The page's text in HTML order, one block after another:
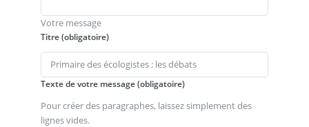
Votre message
Titre (obligatoire)
Texte de votre message (obligatoire)
Pour créer des paragraphes, laissez simplement des
lignes vides.